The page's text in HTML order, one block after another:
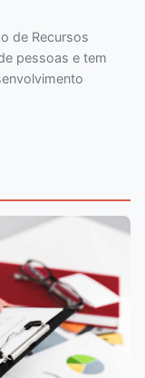
de Recursos
pessoas e tem